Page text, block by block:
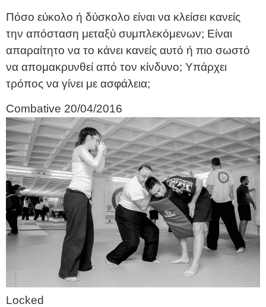
Πόσο εύκολο ή δύσκολο είναι να κλείσει κανείς
την απόσταση μεταξύ συμπλεκόμενων; Είναι
απαραίτητο να το κάνει κανείς αυτό ή πιο σωστό
να απομακρυνθεί από τον κίνδυνο; Υπάρχει
τρόπος να γίνει με ασφάλεια;
Combative 20/04/2016
Locked